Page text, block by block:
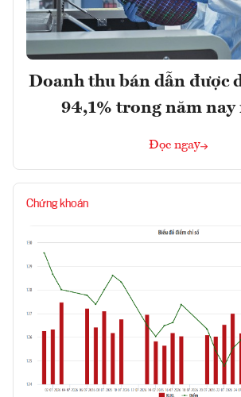
Doanh thu bán dẫn được
94,1% trong năm nay
Đọc ngay
Chứng khoán